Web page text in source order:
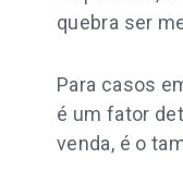
quebra ser
Para casos
é um fator
venda, é o